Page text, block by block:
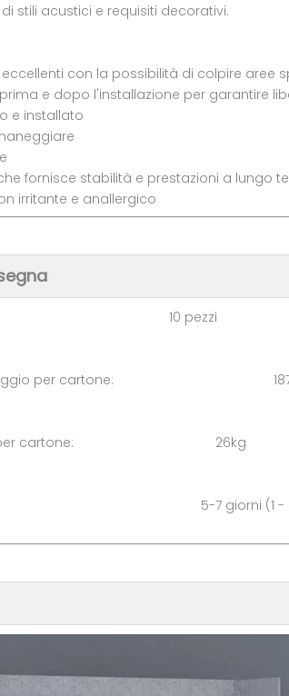
stili acustici e requisiti decorativi.
eccellenti con la possibilità di colpire aree
e dopo l'installazione per garantire
e installato
fornisce stabilità e prestazioni a lungo
irritante e anallergico
cartone: 10 pezzi
per cartone:
per cartone: 26kg
5-7 giorni (1 - 500